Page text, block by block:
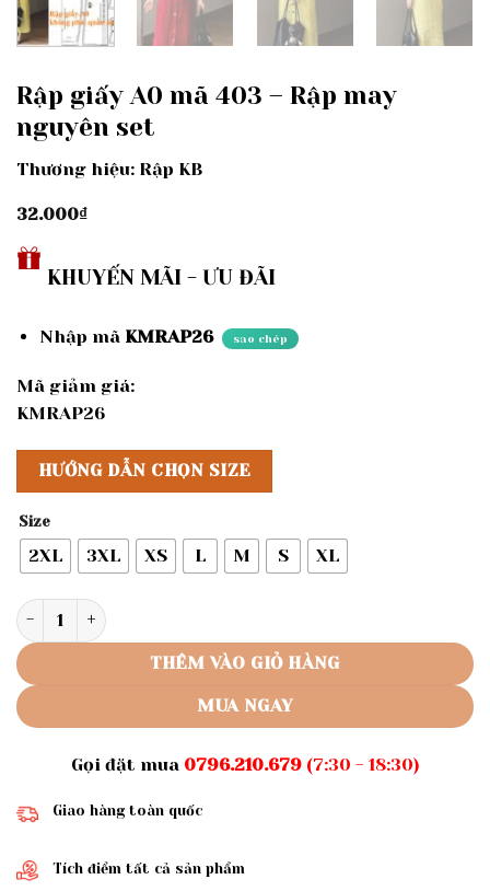
Rập giấy A0 mã 403 – Rập may
nguyên set
Thương hiệu: Rập KB
32.000₫
KHUYẾN MÃI - ƯU ĐÃI
Nhập mã KMRAP26 sao chép
Mã giảm giá:
KMRAP26
HƯỚNG DẪN CHỌN SIZE
Size
2XL 3XL XS L M S XL
Rập giấy A0 mã 403 - Rập may nguyên set số lượng
THÊM VÀO GIỎ HÀNG
MUA NGAY
Gọi đặt mua 0796.210.679(7:30 - 18:30)
Giao hàng toàn quốc
Tích điểm tất cả sản phẩm